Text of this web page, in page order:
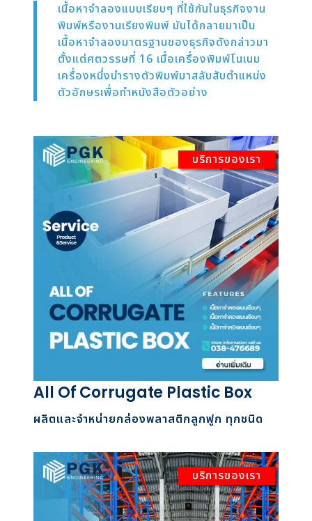
เนื้อหาจำลองแบบเรียบๆ ที่ใช้กันในธุรกิจงาน
พิมพ์หรืองานเรียงพิมพ์ มันได้กลายมาเป็น
เนื้อหาจำลองมาตรฐานของธุรกิจดังกล่าวมา
ตั้งแต่ศตวรรษที่ 16 เมื่อเครื่องพิมพ์โนเนม
เครื่องหนึ่งนำรางตัวพิมพ์มาสลับสับตำแหน่ง
ตัวอักษรเพื่อทำหนังสือตัวอย่าง
บริการของเรา
All Of Corrugate Plastic Box
ผลิตและจำหน่ายกล่องพลาสติกลูกฟูก ทุกชนิด
บริการของเรา